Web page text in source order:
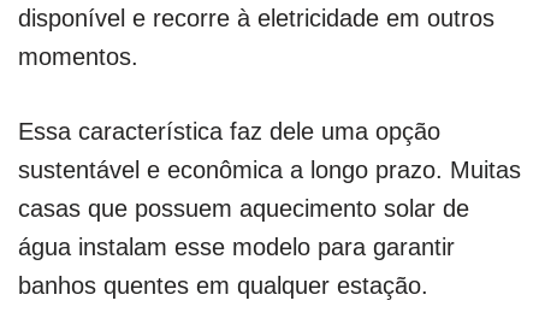
disponível e recorre à eletricidade em outros
momentos.
Essa característica faz dele uma opção
sustentável e econômica a longo prazo. Muitas
casas que possuem aquecimento solar de
água instalam esse modelo para garantir
banhos quentes em qualquer estação.